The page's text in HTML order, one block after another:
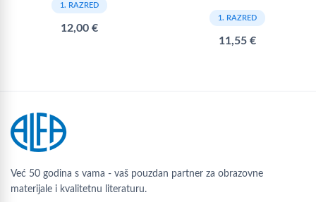
1. RAZRED
12,00 €
1. RAZRED
11,55 €
Već 50 godina s vama - vaš pouzdan partner za obrazovne
materijale i kvalitetnu literaturu.